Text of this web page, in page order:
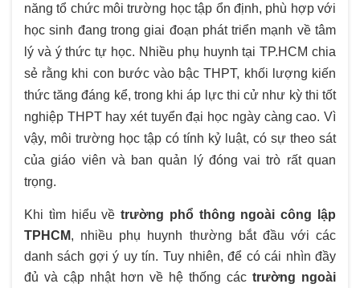
năng tổ chức môi trường học tập ổn định, phù hợp với
học sinh đang trong giai đoạn phát triển mạnh về tâm
lý và ý thức tự học. Nhiều phụ huynh tại TP.HCM chia
sẻ rằng khi con bước vào bậc THPT, khối lượng kiến
thức tăng đáng kể, trong khi áp lực thi cử như kỳ thi tốt
nghiệp THPT hay xét tuyển đại học ngày càng cao. Vì
vậy, môi trường học tập có tính kỷ luật, có sự theo sát
của giáo viên và ban quản lý đóng vai trò rất quan
trọng.
Khi tìm hiểu vềtrường phổ thông ngoài công lập
TPHCM, nhiều phụ huynh thường bắt đầu với các
danh sách gợi ý uy tín. Tuy nhiên, để có cái nhìn đầy
đủ và cập nhật hơn về hệ thống các trường ngoài